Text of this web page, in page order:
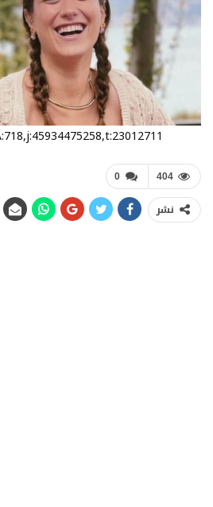
0 404
نشر